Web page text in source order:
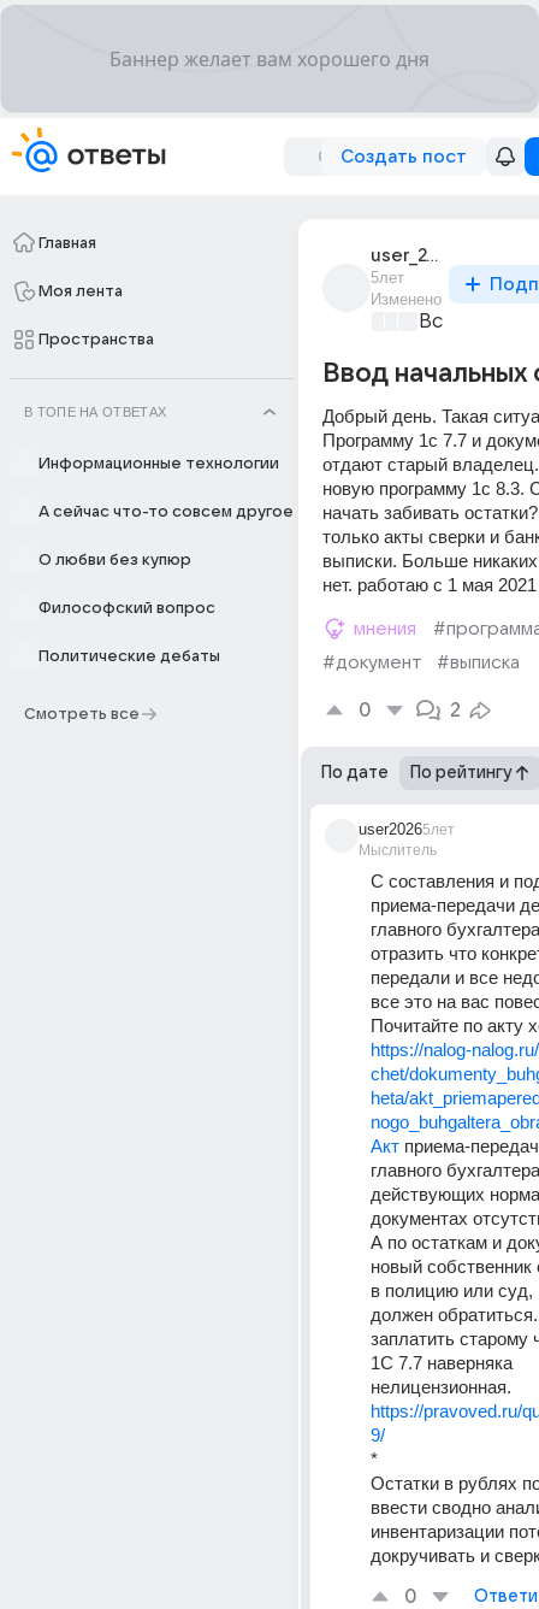
Создать пост
Главная
Моя лента
Пространства
В ТОПЕ НА ОТВЕТАХ
Информационные технологии
А сейчас что-то совсем другое
О любви без купюр
Философский вопрос
Политические дебаты
Смотреть все
user_241875049
5лет
Изменено
Все про
Ввод начальных
Добрый день. Такая
Программу 1с 7.7 и
отдают старый
новую программу 1с 8.3.
начать забивать
только акты сверки и
выписки. Больше
нет. работаю с 1 мая 2021
мнения
#документ
#выписка
0 2
По дате По рейтингу
user2026
Мыслитель
5лет
С составления и
приема-передачи
главного
отразить что
передали и все
все это на вас
Почитайте по акту
https://nalog-
chet/
heta/
Акт приема-
главного
действующих
документах
А по остаткам и
новый собственник
в полицию или суд,
должен
заплатить старому
1С 7.7 наверняка
нелицензионная.
https://pravoved.ru/
9/
*
Остатки в рублях
ввести сводно
инвентаризации
докручивать и
0